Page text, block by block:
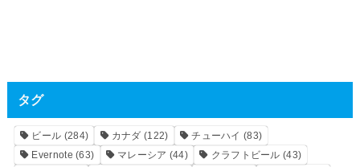
タグ
ビール (284) カナダ (122) チューハイ (83)
Evernote (63) マレーシア (44) クラフトビール (43)